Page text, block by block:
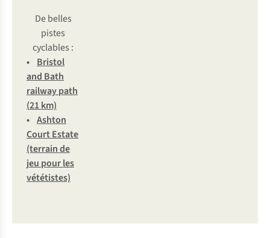
De belles
pistes
cyclables :
• Bristol
and Bath
railwaypath
(21km)
• Ashton
CourtEstate
(terrainde
jeu pourles
vététistes)